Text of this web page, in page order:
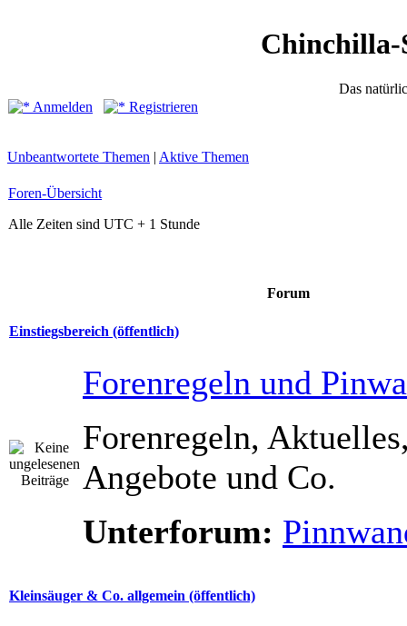
Chinchilla-
Das
Anmelden
Registrieren
Unbeantwortete Themen | Aktive Themen
Foren-Übersicht
Alle Zeiten sind UTC + 1 Stunde
Forum
Einstiegsbereich (öffentlich)
Forenregeln und
Forenregeln,
Angebote und Co.
Unterforum:
Kleinsäuger & Co. allgemein (öffentlich)